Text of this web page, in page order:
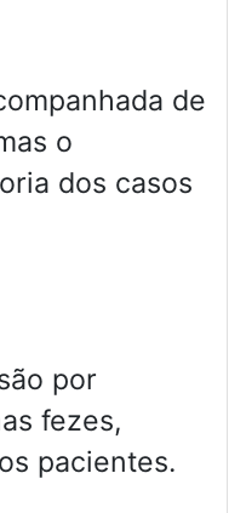
de
o
dos casos
por
fezes,
pacientes.